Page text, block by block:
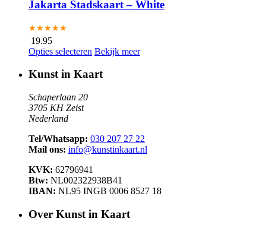
Jakarta Stadskaart – White
★★★★★
19.95
Opties selecteren Bekijk meer
Kunst in Kaart
Schaperlaan 20
3705 KH Zeist
Nederland
Tel/Whatsapp: 030 207 27 22
Mail ons: info@kunstinkaart.nl
KVK: 62796941
Btw: NL002322938B41
IBAN: NL95 INGB 0006 8527 18
Over Kunst in Kaart